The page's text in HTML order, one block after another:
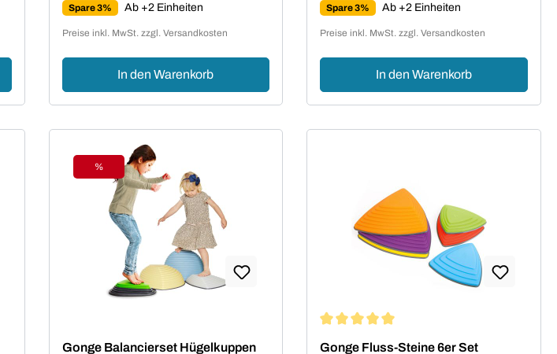
Spare 3% Ab +2 Einheiten
Preise inkl. MwSt. zzgl. Versandkosten
In den Warenkorb
Spare 3% Ab +2 Einheiten
Preise inkl. MwSt. zzgl. Versandkosten
In den Warenkorb
Rabatt
%
Gonge Balancierset Hügelkuppen
Gonge Fluss-Steine 6er Set